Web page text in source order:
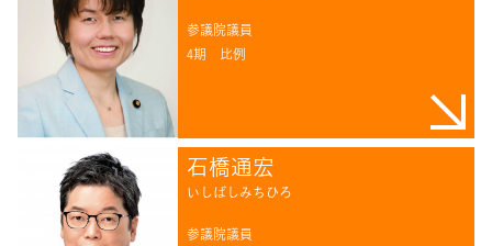
参議院議員
4期 比例
石橋通宏
いしばしみちひろ
参議院議員